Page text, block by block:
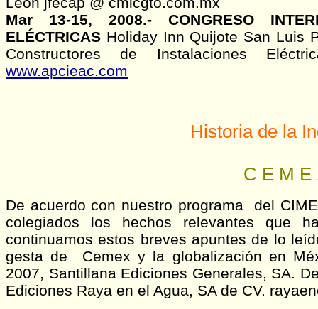
Mar 13-15, 2008.- CONGRESO
ELÉCTRICAS Holiday Inn Quijote San Luis
Constructores de Instalaciones
www.apcieac.com
Historia de la
C E M E
De acuerdo con nuestro programa del
colegiados los hechos relevantes que
continuamos estos breves apuntes de lo
gesta de Cemex y la globalización en
2007, Santillana Ediciones Generales, SA.
Ediciones Raya en el Agua, SA de CV.